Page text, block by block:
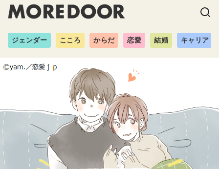
ジェンダー こころ からだ 恋愛 結婚 キャリア